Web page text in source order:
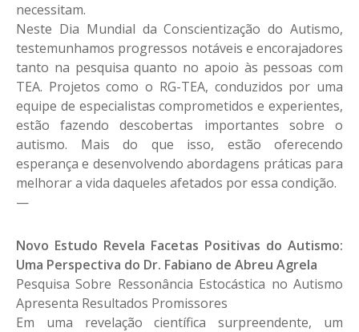
necessitam.
Neste Dia Mundial da Conscientização do Autismo,
testemunhamos progressos notáveis e encorajadores
tanto na pesquisa quanto no apoio às pessoas com
TEA. Projetos como o RG-TEA, conduzidos por uma
equipe de especialistas comprometidos e experientes,
estão fazendo descobertas importantes sobre o
autismo. Mais do que isso, estão oferecendo
esperança e desenvolvendo abordagens práticas para
melhorar a vida daqueles afetados por essa condição.
—
Novo Estudo Revela Facetas Positivas do Autismo:
Uma Perspectiva do Dr. Fabiano de Abreu Agrela
Pesquisa Sobre Ressonância Estocástica no Autismo
Apresenta Resultados Promissores
Em uma revelação científica surpreendente, um